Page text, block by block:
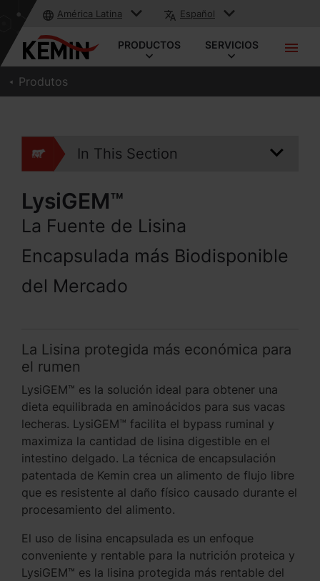
América Latina Español
PRODUCTOS SERVICIOS
Produtos
In This Section
LysiGEM™
La Fuente de Lisina
Encapsulada más Biodisponible
del Mercado
La Lisina protegida más económica para
el rumen
LysiGEM™ es la solución ideal para obtener una
dieta equilibrada en aminoácidos para sus vacas
lecheras. LysiGEM™ facilita el bypass ruminal y
maximiza la cantidad de lisina digestible en el
intestino delgado. La técnica de encapsulación
patentada de Kemin crea un alimento de flujo libre
que es resistente al daño físico causado durante el
procesamiento del alimento.
El uso de lisina encapsulada es un enfoque
conveniente y rentable para la nutrición proteica y
LysiGEM™ es la lisina protegida más rentable del